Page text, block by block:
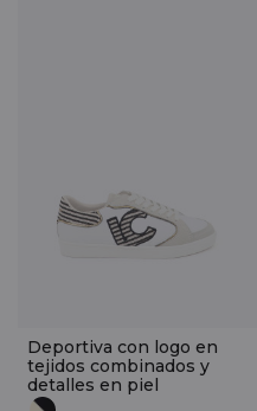
Deportiva con logo en
tejidos combinados y
detalles en piel